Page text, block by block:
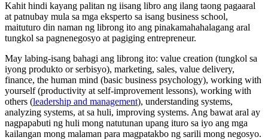
Kahit hindi kayang palitan ng iisang libro ang ilang taong pagaaral
at patnubay mula sa mga eksperto sa isang business school,
maituturo din naman ng librong ito ang pinakamahahalagang aral
tungkol sa pagnenegosyo at pagiging entrepreneur.
May labing-isang bahagi ang librong ito: value creation (tungkol sa
iyong produkto or serbisyo), marketing, sales, value delivery,
finance, the human mind (basic business psychology), working with
yourself (productivity at self-improvement lessons), working with
others (leadership and management), understanding systems,
analyzing systems, at sa huli, improving systems. Ang bawat aral ay
nagpapabuti ng huli mong natutunan upang ituro sa iyo ang mga
kailangan mong malaman para magpatakbo ng sarili mong negosyo.